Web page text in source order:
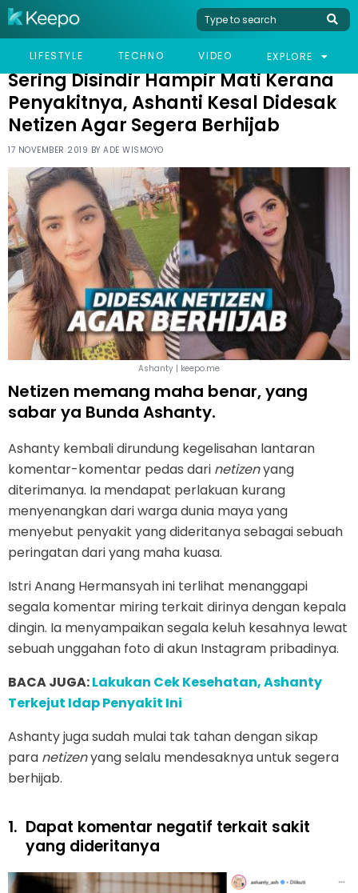
LIFESTYLE TECHNO VIDEO EXPLORE
HOME CELEB
SERING DISINDIR HAMPIR MATI KERANA PENYAKITNYA, ASHANTI
Sering Disindir Hampir Mati Kerana
Penyakitnya, Ashanti Kesal Didesak
Netizen Agar Segera Berhijab
17 NOVEMBER 2019 BY ADE WISMOYO
Ashanty | keepo.me
Netizen memang maha benar, yang
sabar ya Bunda Ashanty.
Ashanty kembali dirundung kegelisahan lantaran
komentar-komentar pedas dari netizenyang
diterimanya. Ia mendapat perlakuan kurang
menyenangkan dari warga dunia maya yang
menyebut penyakit yang dideritanya sebagai sebuah
peringatan dari yang maha kuasa.
Istri Anang Hermansyah ini terlihat menanggapi
segala komentar miring terkait dirinya dengan kepala
dingin. Ia menyampaikan segala keluh kesahnya lewat
sebuah unggahan foto di akun Instagram pribadinya.
BACA JUGA:Lakukan Cek Kesehatan, Ashanty
Terkejut Idap Penyakit Ini
Ashanty juga sudah mulai tak tahan dengan sikap
para netizenyang selalu mendesaknya untuk segera
berhijab.
1. Dapat komentar negatif terkait sakit
yang dideritanya